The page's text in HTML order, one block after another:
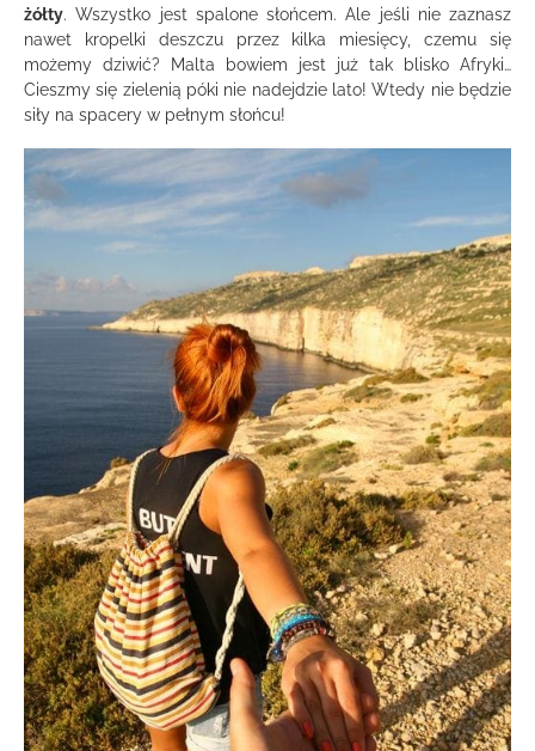
żółty. Wszystko jest spalone słońcem. Ale jeśli nie zaznasz
nawet kropelki deszczu przez kilka miesięcy, czemu się
możemy dziwić? Malta bowiem jest już tak blisko Afryki…
Cieszmy się zielenią póki nie nadejdzie lato! Wtedy nie będzie
siły na spacery w pełnym słońcu!